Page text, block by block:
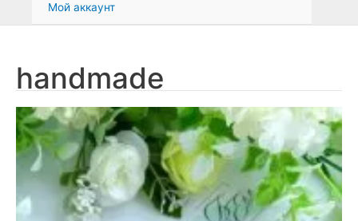
Мой аккаунт
handmade